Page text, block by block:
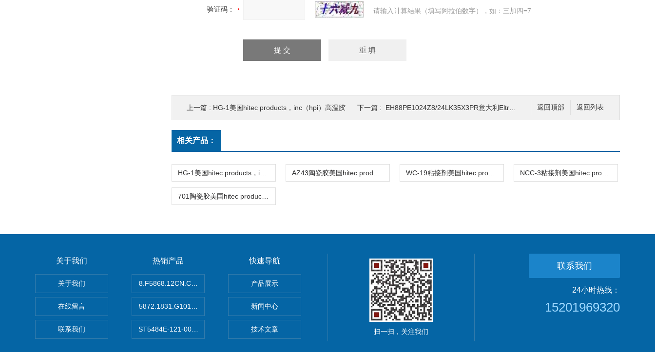
验证码： 请输入计算结果（填写阿拉伯数字），如：三加四=7
返回列表
返回顶部
上一篇 : HG-1美国hitec products，inc（hpi）高温胶 下一篇 : EH88PE1024Z8/24LK35X3PR意大利Eltra意尔创编码器
相关产品：
关于我们
关于我们
在线留言
联系我们
热销产品
8.F5868.12CN.C122德国Kubler库伯勒编码器
5872.1831.G101德国库伯勒编码器
ST5484E-121-0032-00美国METRIX振动变送器
快速导航
产品展示
新闻中心
技术文章 扫一扫，关注我们
联系我们
24小时热线：
15201969320